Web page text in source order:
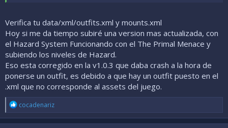
Verifica tu data/xml/outfits.xml y mounts.xml
Hoy si me da tiempo subiré una version mas actualizada, con
el Hazard System Funcionando con el The Primal Menace y
subiendo los niveles de Hazard.
Eso esta corregido en la v1.0.3 que daba crash a la hora de
ponerse un outfit, es debido a que hay un outfit puesto en el
.xml que no corresponde al assets del juego.
R
e
a
cocadenariz